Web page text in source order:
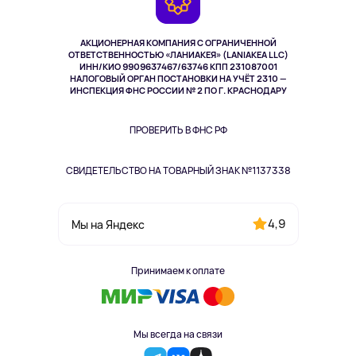
АКЦИОНЕРНАЯ КОМПАНИЯ С ОГРАНИЧЕННОЙ
ОТВЕТСТВЕННОСТЬЮ «ЛАНИАКЕЯ» (LANIAKEA LLC)
ИНН/КИО 9909637467/63746 КПП 231087001
НАЛОГОВЫЙ ОРГАН ПОСТАНОВКИ НА УЧЁТ 2310 —
ИНСПЕКЦИЯ ФНС РОССИИ № 2 ПО Г. КРАСНОДАРУ
ПРОВЕРИТЬ В ФНС РФ
СВИДЕТЕЛЬСТВО НА ТОВАРНЫЙ ЗНАК №1137338
Мы на Яндекс 4,9
Принимаем к оплате
Мы всегда на связи
Здоровье питомцев
Одежда и аксессуары